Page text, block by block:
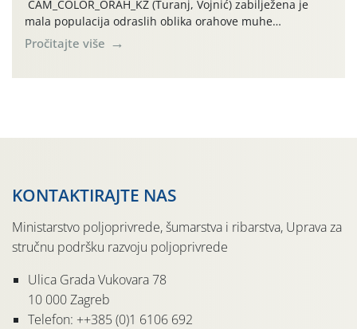
CAM_COLOR_ORAH_KŽ (Turanj, Vojnić) zabilježena je
mala populacija odraslih oblika orahove muhe
(Rhagoletis completa). Niska brojnost može se objasniti
činjenicom da je riječ o mladim nasadima s vrlo malim
Pročitajte više
KONTAKTIRAJTE NAS
Ministarstvo poljoprivrede, šumarstva i ribarstva, Uprava za
stručnu podršku razvoju poljoprivrede
Ulica Grada Vukovara 78
10 000 Zagreb
Telefon: ++385 (0)1 6106 692